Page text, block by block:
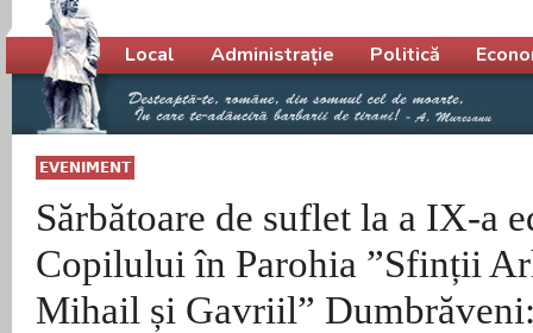
EVENIMENT
Sărbătoare de suflet la a IX-a
Copilului în Parohia ”Sfinții
Mihail și Gavriil”
Meniu principal
Local Administrație Politică